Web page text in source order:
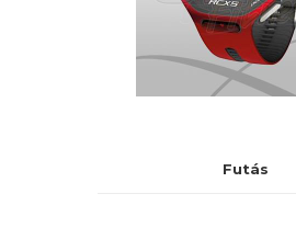
Futás